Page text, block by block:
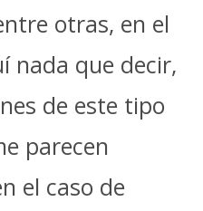
otras, en el
nada que decir,
de este tipo
parecen
el caso de